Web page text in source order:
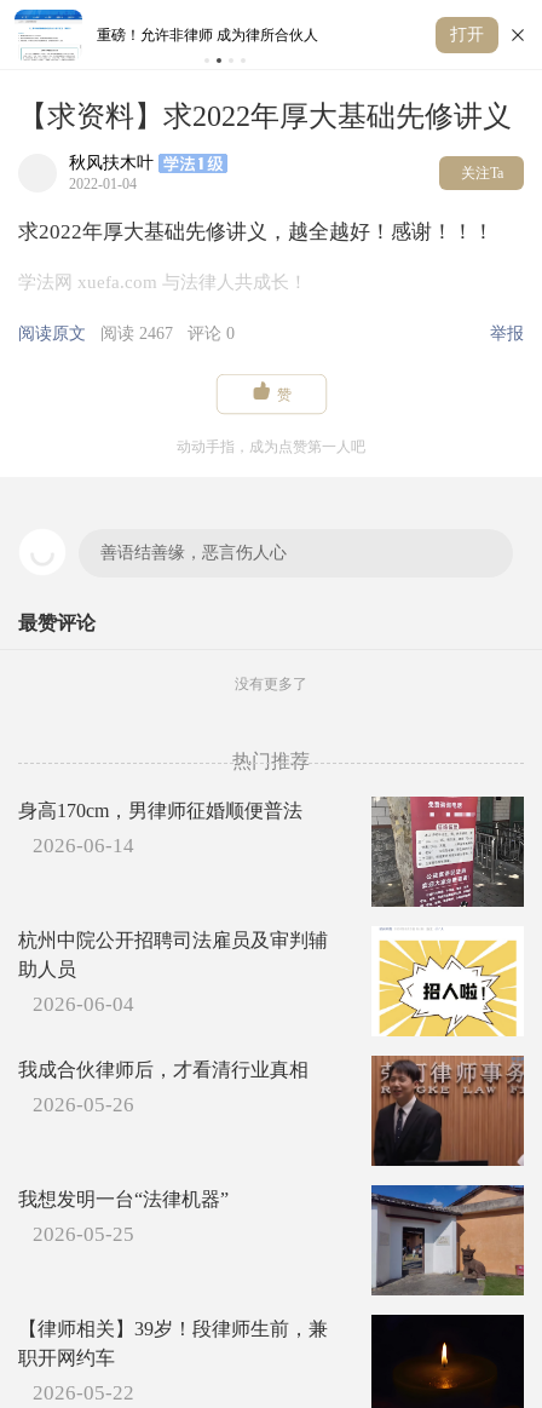
伙人 法考降温，已是必然 打开
【求资料】求2022年厚大基础先修讲义
秋风扶木叶
2022-01-04
关注Ta
求2022年厚大基础先修讲义，越全越好！感谢！！！
学法网 xuefa.com 与法律人共成长！
阅读原文 阅读 2467 评论 0 举报
 赞
动动手指，成为点赞第一人吧
善语结善缘，恶言伤人心
最赞评论
没有更多了
热门推荐
身高170cm，男律师征婚顺便普法
2026-06-14
杭州中院公开招聘司法雇员及审判辅
助人员
2026-06-04
我成合伙律师后，才看清行业真相
2026-05-26
我想发明一台“法律机器”
2026-05-25
【律师相关】39岁！段律师生前，兼
职开网约车
2026-05-22